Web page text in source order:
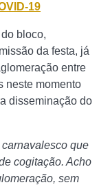
19
bloco,
da festa, já
entre
neste momento
disseminação do
que
cogitação. Acho
sem